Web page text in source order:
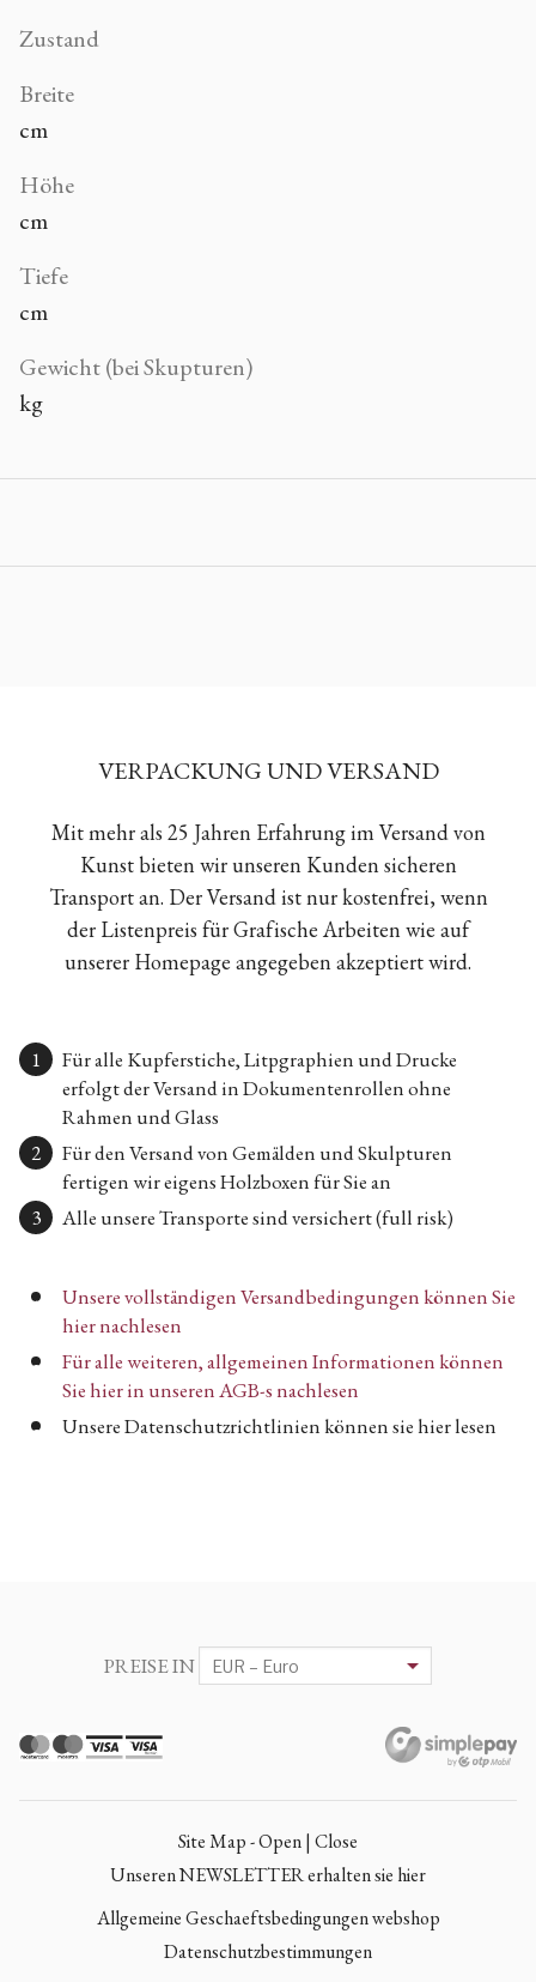
Zustand
Breite
cm
Höhe
cm
Tiefe
cm
Gewicht (bei Skupturen)
kg
VERPACKUNG UND VERSAND
Mit mehr als 25 Jahren Erfahrung im Versand von
Kunst bieten wir unseren Kunden sicheren
Transport an. Der Versand ist nur kostenfrei, wenn
der Listenpreis für Grafische Arbeiten wie auf
unserer Homepage angegeben akzeptiert wird.
Für alle Kupferstiche, Litpgraphien und Drucke
erfolgt der Versand in Dokumentenrollen ohne
Rahmen und Glass
Für den Versand von Gemälden und Skulpturen
fertigen wir eigens Holzboxen für Sie an
Alle unsere Transporte sind versichert (full risk)
Unsere vollständigen Versandbedingungen können Sie
hier nachlesen
Für alle weiteren, allgemeinen Informationen können
Sie hier in unseren AGB-s nachlesen
Unsere Datenschutzrichtlinien können sie hier lesen
PREISE IN
Site Map - Open | Close
Unseren NEWSLETTER erhalten sie hier
Allgemeine Geschaeftsbedingungen webshop
Datenschutzbestimmungen